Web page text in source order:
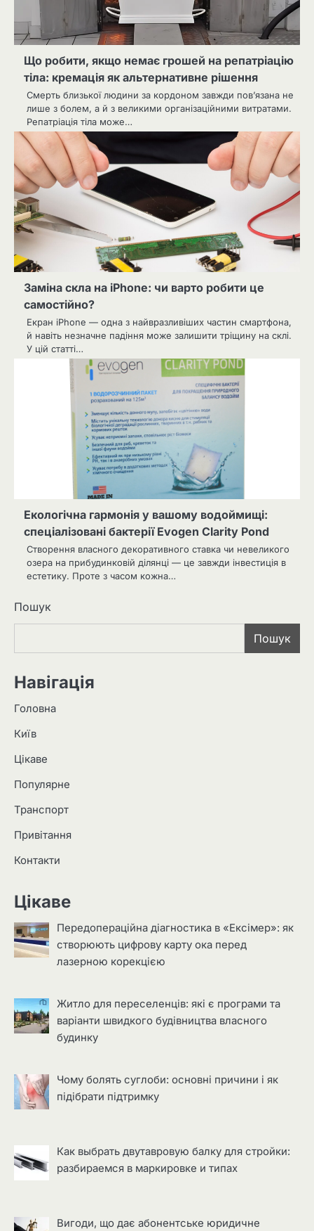
Що робити, якщо немає грошей на репатріацію
тіла: кремація як альтернативне рішення
Смерть близької людини за кордоном завжди пов’язана не
лише з болем, а й з великими організаційними витратами.
Репатріація тіла може…
Заміна скла на iPhone: чи варто робити це
самостійно?
Екран iPhone — одна з найвразливіших частин смартфона,
й навіть незначне падіння може залишити тріщину на склі.
У цій статті…
Екологічна гармонія у вашому водоймищі:
спеціалізовані бактерії Evogen Clarity Pond
Створення власного декоративного ставка чи невеликого
озера на прибудинковій ділянці — це завжди інвестиція в
естетику. Проте з часом кожна…
Пошук
Пошук
Навігація
Головна
Київ
Цікаве
Популярне
Транспорт
Привітання
Контакти
Цікаве
Передопераційна діагностика в «Ексімер»: як
створюють цифрову карту ока перед
лазерною корекцією
Житло для переселенців: які є програми та
варіанти швидкого будівництва власного
будинку
Чому болять суглоби: основні причини і як
підібрати підтримку
Как выбрать двутавровую балку для стройки:
разбираемся в маркировке и типах
Вигоди, що дає абонентське юридичне